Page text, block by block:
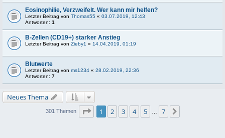
Eosinophilie, Verzweifelt. Wer kann mir helfen?
Letzter Beitrag von Thomas55 « 03.07.2019, 12:43
Antworten: 1
B-Zellen (CD19+) starker Anstieg
Letzter Beitrag von Zieby1 « 14.04.2019, 01:19
Blutwerte
Letzter Beitrag von ms1234 « 28.02.2019, 22:36
Antworten: 7
Neues Thema
301 Themen Seite von
1 2 3 4 5 7